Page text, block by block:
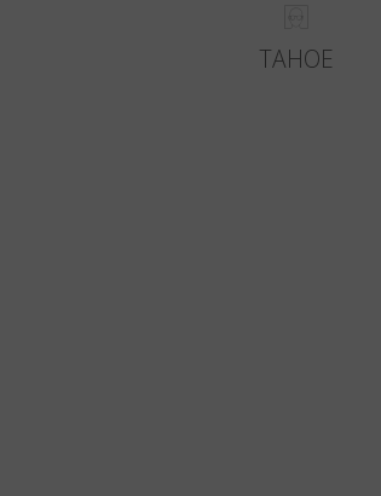
TAHOE